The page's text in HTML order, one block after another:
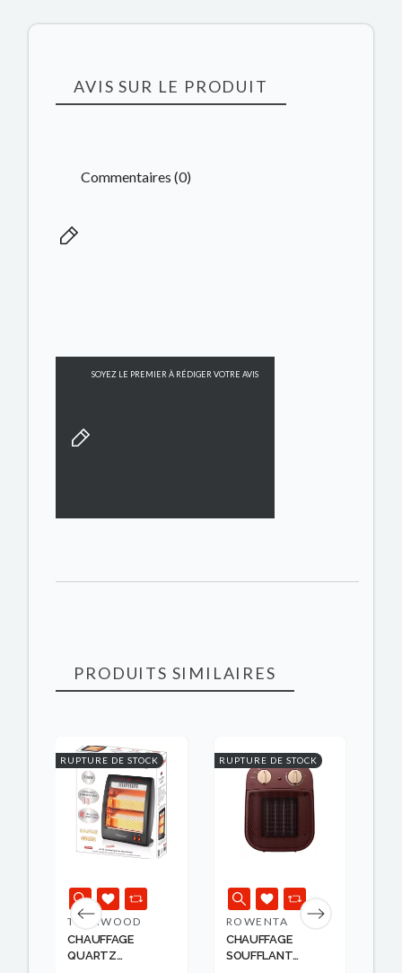
AVIS SUR LE PRODUIT
Commentaires (0)
SOYEZ LE PREMIER À RÉDIGER VOTRE AVIS
PRODUITS SIMILAIRES
RUPTURE DE STOCK
TECHWOOD
CHAUFFAGE
QUARTZ
RUPTURE DE STOCK
ROWENTA
CHAUFFAGE
SOUFFLANT